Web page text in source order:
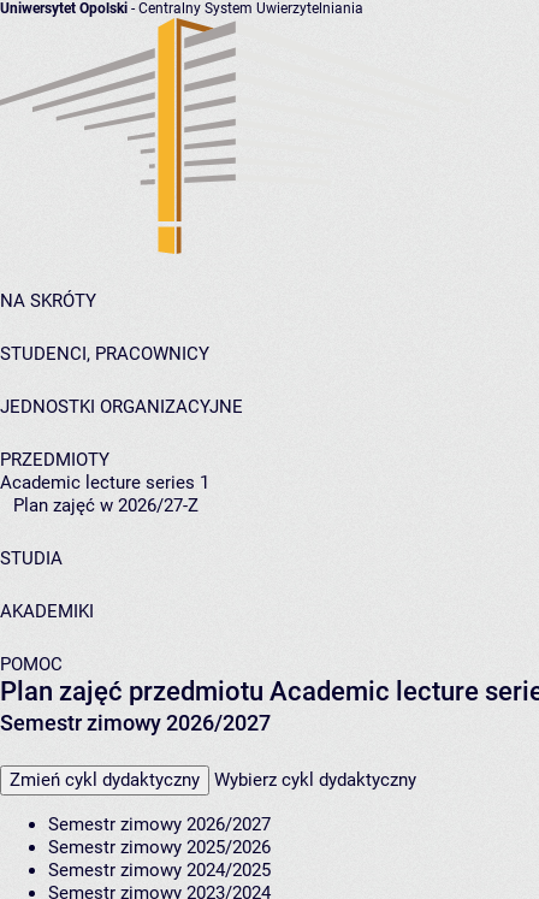
Uniwersytet Opolski - Centralny System Uwierzytelniania
NA SKRÓTY
STUDENCI, PRACOWNICY
JEDNOSTKI ORGANIZACYJNE
PRZEDMIOTY
Academic lecture series 1
Plan zajęć w 2026/27-Z
STUDIA
AKADEMIKI
POMOC
Plan zajęć przedmiotu Academic lecture
Semestr zimowy 2026/2027
Zmień cykl dydaktyczny Wybierz cykl dydaktyczny
Semestr zimowy 2026/2027
Semestr zimowy 2025/2026
Semestr zimowy 2024/2025
Semestr zimowy 2023/2024